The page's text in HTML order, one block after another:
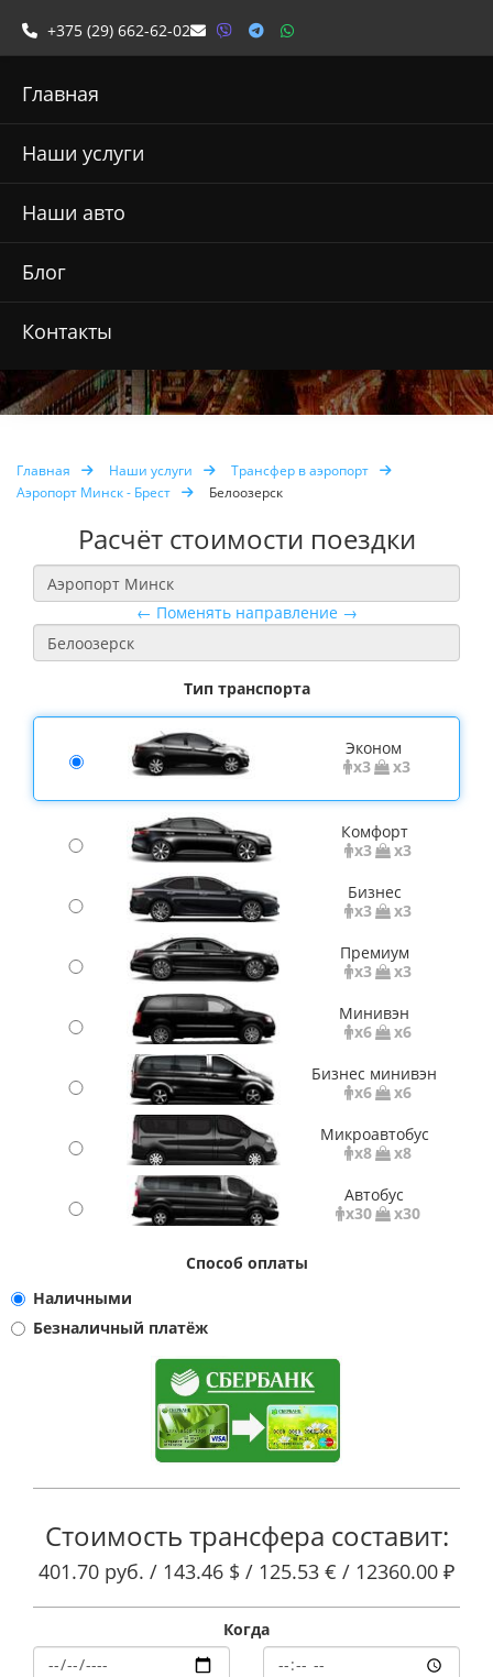
+375 (29) 662-62-02
Главная
Наши услуги
Наши авто
Блог
Контакты
Такси из аэропорта
Минск 2 в Белоозерск
Главная Наши услуги
Трансфер в аэропорт
Аэропорт Минск - Брест
Белоозерск
Расчёт стоимости поездки
← Поменять направление →
Тип транспорта
Эконом
x3
x3
Комфорт
x3
x3
Бизнес
x3
x3
Премиум
x3
x3
Минивэн
x6
x6
Бизнес минивэн
x6
x6
Микроавтобус
x8
x8
Автобус
x30
x30
Способ оплаты
Наличными
Безналичный платёж
Стоимость трансфера составит:
401.70 руб. / 143.46 $ / 125.53 € / 12360.00 ₽
Когда